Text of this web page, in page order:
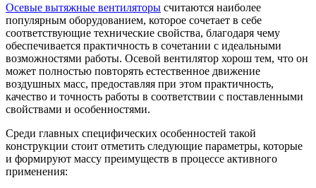
Осевые вытяжные вентиляторы считаются наиболее
популярным оборудованием, которое сочетает в себе
соответствующие технические свойства, благодаря чему
обеспечивается практичность в сочетании с идеальными
возможностями работы. Осевой вентилятор хорош тем, что он
может полностью повторять естественное движение
воздушных масс, предоставляя при этом практичность,
качество и точность работы в соответствии с поставленными
свойствами и особенностями.
Среди главных специфических особенностей такой
конструкции стоит отметить следующие параметры, которые
и формируют массу преимуществ в процессе активного
применения: